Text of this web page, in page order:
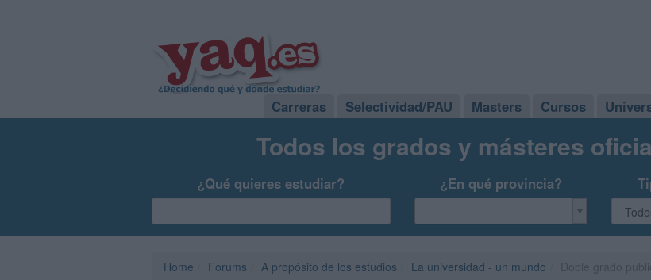
Carreras Selectividad/PAU Masters Cursos
Todos los grados y másteres
¿Qué quieres estudiar? ¿En qué provincia?
Home Forums A propósito de los estudios La universidad - un mundo